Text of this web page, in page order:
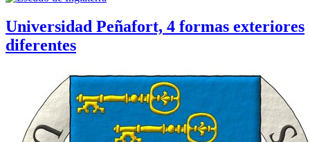
Universidad Peñafort, 4 formas exteriores
diferentes